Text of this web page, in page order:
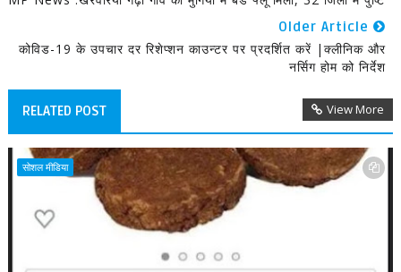
Older Article
कोविड-19 के उपचार दर रिशेप्शन काउन्टर पर प्रदर्शित करें |क्लीनिक और
नर्सिग होम को निर्देश
RELATED POST View More
सोशल मीडिया